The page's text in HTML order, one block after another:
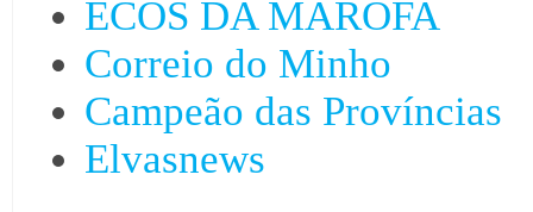
ECOS DA MAROFA
Correio do Minho
Campeão das Províncias
Elvasnews